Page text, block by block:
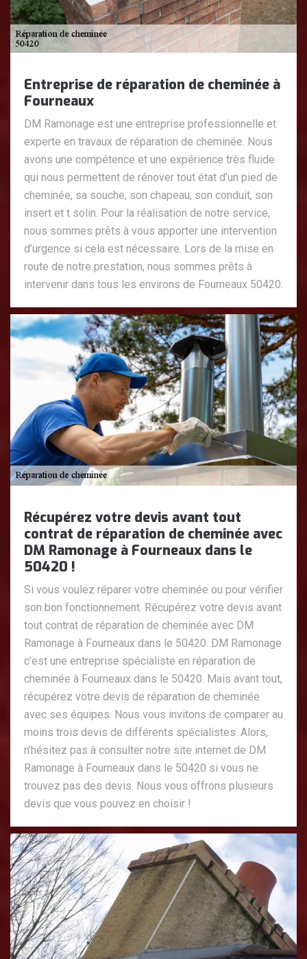
Entreprise de réparation de cheminée à
Fourneaux
DM Ramonage est une entreprise professionnelle et
experte en travaux de réparation de cheminée. Nous
avons une compétence et une expérience très fluide
qui nous permettent de rénover tout état d’un pied de
cheminée, sa souche, son chapeau, son conduit, son
insert et t solin. Pour la réalisation de notre service,
nous sommes prêts à vous apporter une intervention
d’urgence si cela est nécessaire. Lors de la mise en
route de notre prestation, nous sommes prêts à
intervenir dans tous les environs de Fourneaux 50420.
Récupérez votre devis avant tout
contrat de réparation de cheminée avec
DM Ramonage à Fourneaux dans le
50420 !
Si vous voulez réparer votre cheminée ou pour vérifier
son bon fonctionnement. Récupérez votre devis avant
tout contrat de réparation de cheminée avec DM
Ramonage à Fourneaux dans le 50420. DM Ramonage
c’est une entreprise spécialiste en réparation de
cheminée à Fourneaux dans le 50420. Mais avant tout,
récupérez votre devis de réparation de cheminée
avec ses équipes. Nous vous invitons de comparer au
moins trois devis de différents spécialistes. Alors,
n’hésitez pas à consulter notre site internet de DM
Ramonage à Fourneaux dans le 50420 si vous ne
trouvez pas des devis. Nous vous offrons plusieurs
devis que vous pouvez en choisir !